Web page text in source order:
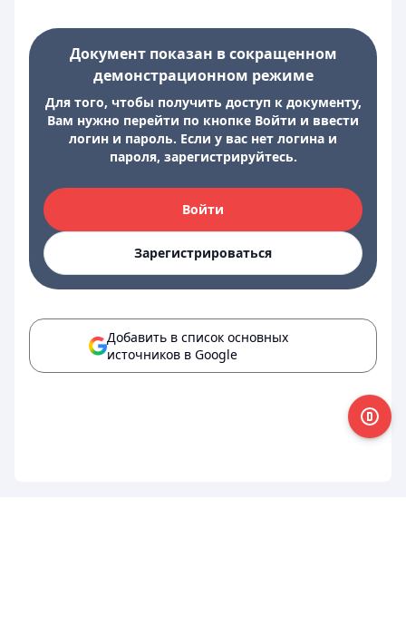
Документ показан в сокращенном
демонстрационном режиме
Для того, чтобы получить доступ к документу,
Вам нужно перейти по кнопке Войти и ввести
логин и пароль. Если у вас нет логина и
пароля, зарегистрируйтесь.
Войти
Зарегистрироваться
Добавить в список основных
источников в Google